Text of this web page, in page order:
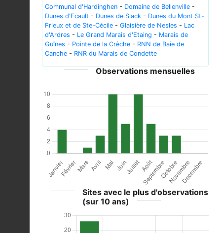
Communal d'Hardinghen - Domaine de Bellenville -
Dunes d'Ecault - Dunes de Slack - Dunes du Mont St-
Frieux et de Ste-Cécile - Glaisière de Nesles - Lac
d'Ardres - Le Grand Marais d'Etaing - Marais de
Guînes - Pointe de la Crèche - RNN de Baie de
Canche - RNR du Marais de Condette
Observations mensuelles
Sites avec le plus d'observations
(sur 10 ans)